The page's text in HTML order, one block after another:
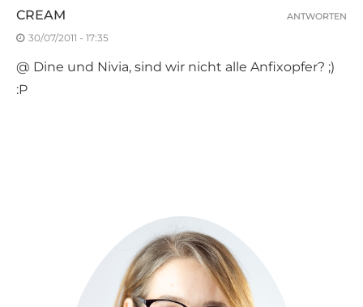
CREAM
30/07/2011 - 17:35
@ Dine und Nivia, sind wir nicht alle Anfixopfer? ;)
:P
ANTWORTEN